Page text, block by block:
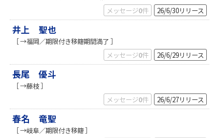
メッセージ0件 26/6/30リリース
井上 聖也
［ →福岡／期限付き移籍期間満了 ］
メッセージ0件 26/6/29リリース
長尾 優斗
［ →藤枝 ］
メッセージ0件 26/6/27リリース
春名 竜聖
［ →岐阜／期限付き移籍 ］